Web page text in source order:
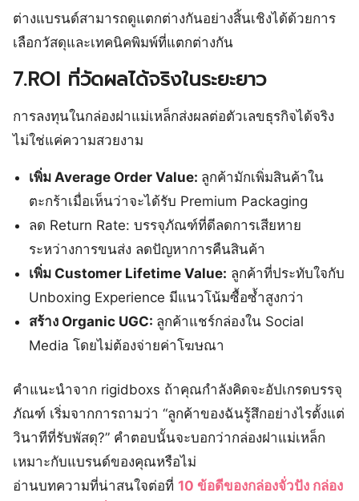
ต่างแบรนด์สามารถดูแตกต่างกันอย่างสิ้นเชิงได้ด้วยการ
เลือกวัสดุและเทคนิคพิมพ์ที่แตกต่างกัน
7.ROI ที่วัดผลได้จริงในระยะยาว
การลงทุนในกล่องฝาแม่เหล็กส่งผลต่อตัวเลขธุรกิจได้จริง
ไม่ใช่แค่ความสวยงาม
เพิ่ม Average Order Value: ลูกค้ามักเพิ่มสินค้าใน
ตะกร้าเมื่อเห็นว่าจะได้รับ Premium Packaging
ลด Return Rate: บรรจุภัณฑ์ที่ดีลดการเสียหาย
ระหว่างการขนส่ง ลดปัญหาการคืนสินค้า
เพิ่ม Customer Lifetime Value: ลูกค้าที่ประทับใจกับ
Unboxing Experience มีแนวโน้มซื้อซ้ำสูงกว่า
สร้าง Organic UGC: ลูกค้าแชร์กล่องใน Social
Media โดยไม่ต้องจ่ายค่าโฆษณา
คำแนะนำจาก rigidboxs ถ้าคุณกำลังคิดจะอัปเกรดบรรจุ
ภัณฑ์ เริ่มจากการถามว่า “ลูกค้าของฉันรู้สึกอย่างไรตั้งแต่
วินาทีที่รับพัสดุ?” คำตอบนั้นจะบอกว่ากล่องฝาแม่เหล็ก
เหมาะกับแบรนด์ของคุณหรือไม่
อ่านบทความที่น่าสนใจต่อที่ 10 ข้อดีของกล่องจั่วปัง กล่อง